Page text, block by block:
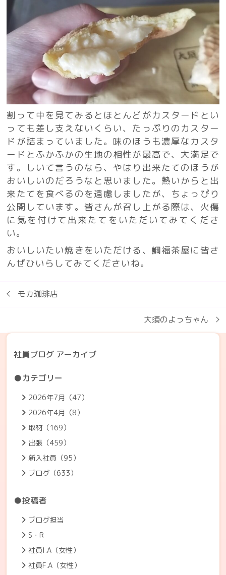
割って中を見てみるとほとんどがカスタードとい
っても差し支えないくらい、たっぷりのカスター
ドが詰まっていました。味のほうも濃厚なカスタ
ードとふかふかの生地の相性が最高で、大満足で
す。しいて言うのなら、やはり出来たてのほうが
おいしいのだろうなと思いました。熱いからと出
来たてを食べるのを遠慮しましたが、ちょっぴり
公開しています。皆さんが召し上がる際は、火傷
に気を付けて出来たてをいただいてみてくださ
い。
おいしいたい焼きをいただける、鯛福茶屋に皆さ
んぜひいらしてみてくださいね。
モカ珈琲店
大須のよっちゃん
社員ブログ アーカイブ
●カテゴリー
2026年7月（47）
2026年4月（8）
取材（169）
出張（459）
新入社員（95）
ブログ（633）
●投稿者
ブログ担当
S・R
社員I.A（女性）
社員F.A（女性）